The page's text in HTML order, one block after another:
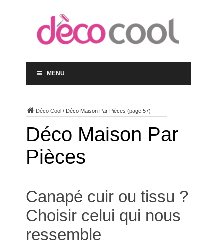
MENU
Déco Cool/ Déco Maison Par Pièces (page 57)
Déco Maison Par
Pièces
Canapé cuir ou tissu ?
Choisir celui qui nous
ressemble